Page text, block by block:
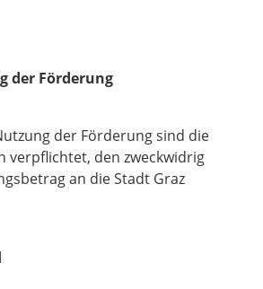
der Förderung
der Förderung sind die
verpflichtet, den zweckwidrig
an die Stadt Graz